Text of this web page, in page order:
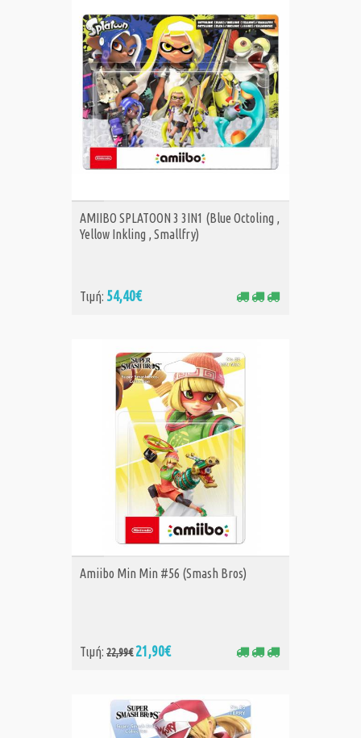
ΑΓΟΡΑ
AMIIBO SPLATOON 3 3IN1 (Blue Octoling ,
Yellow Inkling , Smallfry)
Τιμή: 54,40€
ΑΓΟΡΑ
Amiibo Min Min #56 (Smash Bros)
Τιμή: 22,99€21,90€